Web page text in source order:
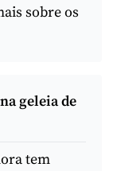
sobre os
geleia de
tem